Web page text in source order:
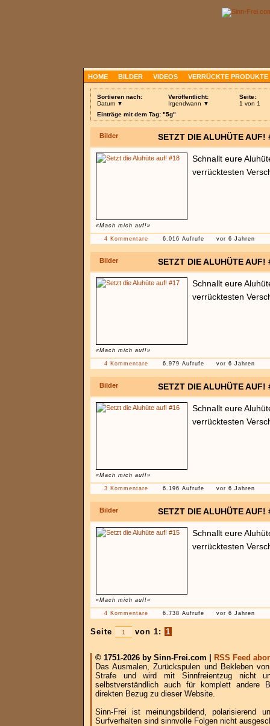
HOME BILDER VIDEOS VERRÜCKTE PRODUKTE
Sortieren nach:
Datum ▼
Veröffentlicht:
Irgendwann ▼
Seite:
1 von 1
Einträge mit dem Tag: "5g"
Bilder SETZT DIE ALUHÜTE AUF!
«Mach mich auf!»
Schnallt eure
verrücktesten
4 Kommentare 6.016 Aufrufe vor 6 Jahren
Bilder SETZT DIE ALUHÜTE AUF!
«Mach mich auf!»
Schnallt eure
verrücktesten
4 Kommentare 6.979 Aufrufe vor 6 Jahren
Bilder SETZT DIE ALUHÜTE AUF!
«Mach mich auf!»
Schnallt eure
verrücktesten
3 Kommentare 6.196 Aufrufe vor 6 Jahren
Bilder SETZT DIE ALUHÜTE AUF!
«Mach mich auf!»
Schnallt eure
verrücktesten
4 Kommentare 6.738 Aufrufe vor 6 Jahren
Seite von 1: 1
© 1751-2026 by Sinn-Frei.com |
RSS Feed
Das Ausmalen, Zurückspulen und Bekleben
Strafe und wird mit Sinnfreientzug nicht
selbstverständlich auch für komplett andere
direkten Bezug zu dieser Website.
Sinn-Frei ist meinungsbildend, polarisierend
Surfverhalten sind sinnvolle Folgen nicht